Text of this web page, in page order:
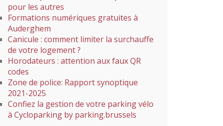
pour les autres
Formations numériques gratuites à
Auderghem
Canicule : comment limiter la surchauffe
de votre logement ?
Horodateurs : attention aux faux QR
codes
Zone de police: Rapport synoptique
2021-2025
Confiez la gestion de votre parking vélo
à Cycloparking by parking.brussels